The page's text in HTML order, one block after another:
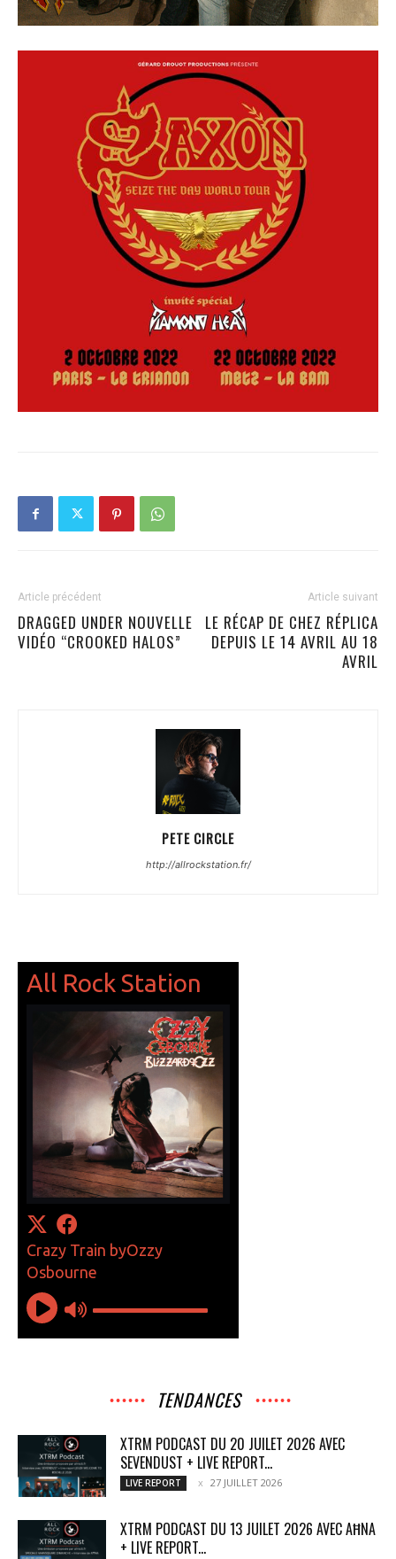
Article précédent
DRAGGED UNDER NOUVELLE
VIDÉO “CROOKED HALOS”
Article suivant
LE RÉCAP DE CHEZ RÉPLICA
DEPUIS LE 14 AVRIL AU 18
AVRIL
PETE CIRCLE
http://allrockstation.fr/
TENDANCES
XTRM PODCAST DU 20 JUILET 2026 AVEC
SEVENDUST + LIVE REPORT...
LIVE REPORT 27 JUILLET 2026
XTRM PODCAST DU 13 JUILET 2026 AVEC AĦNA
+ LIVE REPORT...